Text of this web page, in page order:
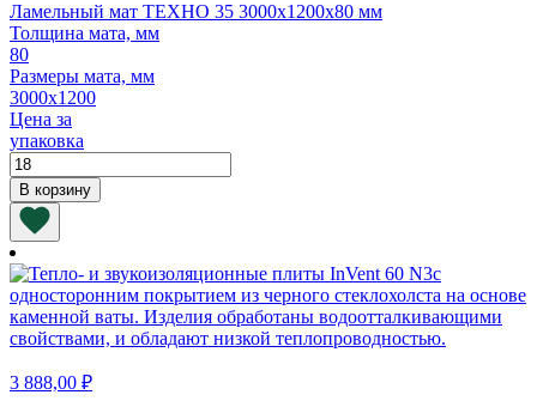
Ламельный мат ТЕХНО 35 3000х1200х80 мм
Толщина мата, мм
80
Размеры мата, мм
3000х1200
Цена за
упаковка
Количество
товара
Ламельный
мат
ТЕХНО
35
3000х1200х80
мм
В корзину
3 888,00 ₽